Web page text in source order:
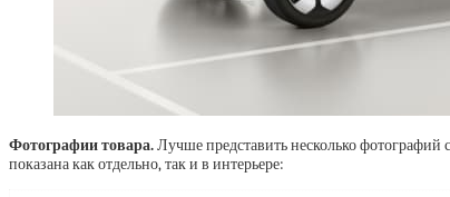
Фотографии товара.Лучше представить несколько фотографий
показана как отдельно, так и в интерьере: